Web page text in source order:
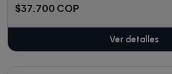
$37.700 COP
Ver detalles